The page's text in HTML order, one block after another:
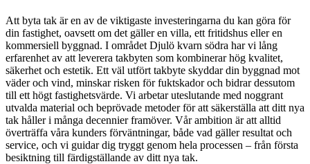
Att byta tak är en av de viktigaste investeringarna du kan göra för
din fastighet, oavsett om det gäller en villa, ett fritidshus eller en
kommersiell byggnad. I området Djulö kvarn södra har vi lång
erfarenhet av att leverera takbyten som kombinerar hög kvalitet,
säkerhet och estetik. Ett väl utfört takbyte skyddar din byggnad mot
väder och vind, minskar risken för fuktskador och bidrar dessutom
till ett högt fastighetsvärde. Vi arbetar uteslutande med noggrant
utvalda material och beprövade metoder för att säkerställa att ditt nya
tak håller i många decennier framöver. Vår ambition är att alltid
överträffa våra kunders förväntningar, både vad gäller resultat och
service, och vi guidar dig tryggt genom hela processen – från första
besiktning till färdigställande av ditt nya tak.